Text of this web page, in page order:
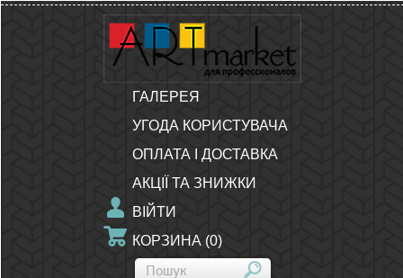
ГАЛЕРЕЯ
УГОДА КОРИСТУВАЧА
ОПЛАТА І ДОСТАВКА
АКЦІЇ ТА ЗНИЖКИ
ВІЙТИ
КОРЗИНА (0)